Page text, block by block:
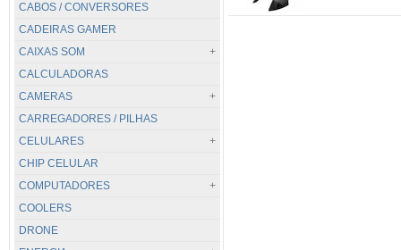
POWER BANK
SUPORTES
CABOS / CONVERSORES
CADEIRAS GAMER
CAIXAS SOM
TODOS...
.PC / BLUETOOTH
JBL
CALCULADORAS
CAMERAS
TODOS...
DIGITAIS
GOPRO / GOAL PRO
VIGILANCIA
WEBCAM
CARREGADORES / PILHAS
CELULARES
TODOS...
APPLE
CATERPILLAR
HUAWEI
CHIP CELULAR
COMPUTADORES
TODOS...
DESKTOP
COOLERS
DRONE